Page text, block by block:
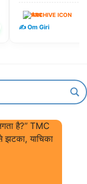
पंजाब
✍️ Om Giri